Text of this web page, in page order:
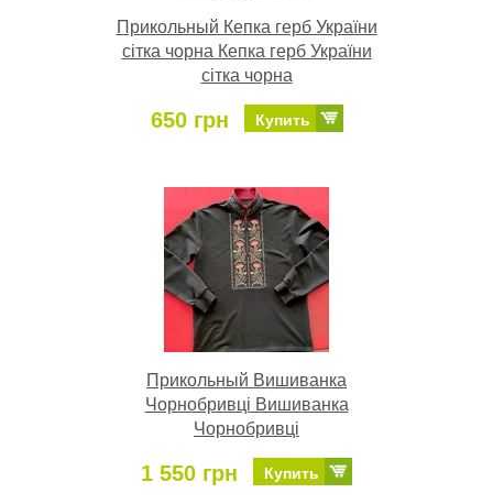
Прикольный Кепка герб України
сітка чорна Кепка герб України
сітка чорна
650 грн Купить
Прикольный Вишиванка
Чорнобривці Вишиванка
Чорнобривці
1 550 грн Купить